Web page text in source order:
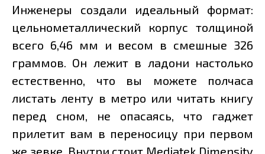
Инженеры создали идеальный формат:
цельнометаллический корпус толщиной
всего 6,46 мм и весом в смешные 326
граммов. Он лежит в ладони настолько
естественно, что вы можете полчаса
листать ленту в метро или читать книгу
перед сном, не опасаясь, что гаджет
прилетит вам в переносицу при первом